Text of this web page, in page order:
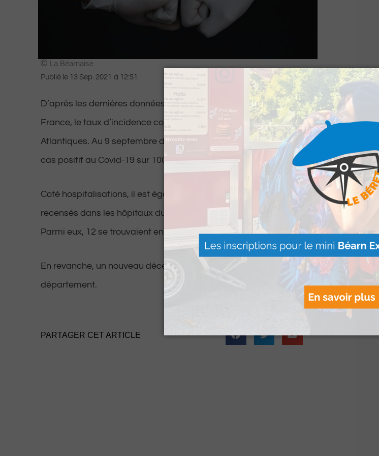
La Béarnaise
Publié le 13 Sep. 2021 à 12:51
D’après les dernières données publiées par Santé Publique
France, le taux d’incidence continue de chuter dans les Pyrénées-
Atlantiques. Au 9 septembre dernier, il enregistrait un taux à 83,9
cas positif au Covid-19 sur 100 000 habitants, contre 97,2 la veille.
Coté hospitalisations, il est également en baisse avec 92 malades
recensés dans les hôpitaux du 64, soit un de moins en 24 heures.
Parmi eux, 12 se trouvaient en soins intensifs (+1 en 24 heures).
En revanche, un nouveau décès a été déploré ce week-end dans le
département.
PARTAGER CET ARTICLE